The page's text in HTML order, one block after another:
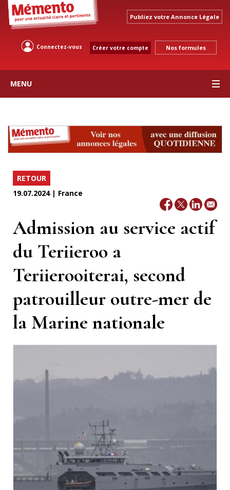
Publiez votre Annonce Légale
Connectez-vous Créer votre compte Nos formules
MENU
RETOUR
19.07.2024 | France
Admission au service actif
du Teriieroo a
Teriierooiterai, second
patrouilleur outre-mer de
la Marine nationale